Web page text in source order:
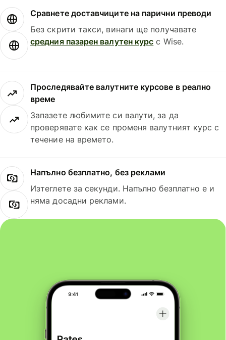
Сравнете доставчиците на парични преводи
Без скрити такси, винаги ще получавате
средния пазарен валутен курс с Wise.
Проследявайте валутните курсове в реално
време
Запазете любимите си валути, за да
проверявате как се променя валутният курс с
течение на времето.
Напълно безплатно, без реклами
Изтеглете за секунди. Напълно безплатно е и
няма досадни реклами.